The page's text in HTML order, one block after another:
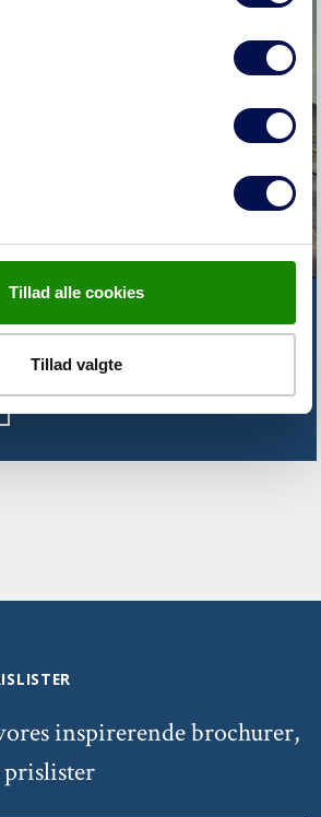
Tillad alle cookies
Tillad valgte
DET DU SØGER?
inspirerende brochurer,
prislister